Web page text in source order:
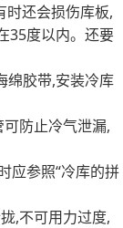
时还会损伤库板,
35度以内。还要
绵胶带,安装冷库
防止冷气泄漏,
应参照“冷库的拼
,不可用力过度,